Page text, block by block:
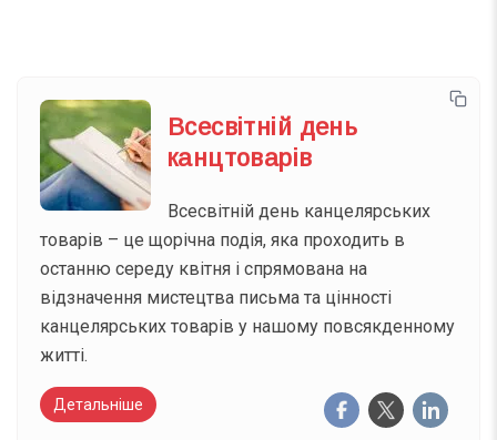
Всесвітній день
канцтоварів
Всесвітній день канцелярських
товарів – це щорічна подія, яка проходить в
останню середу квітня і спрямована на
відзначення мистецтва письма та цінності
канцелярських товарів у нашому повсякденному
житті.
Детальніше